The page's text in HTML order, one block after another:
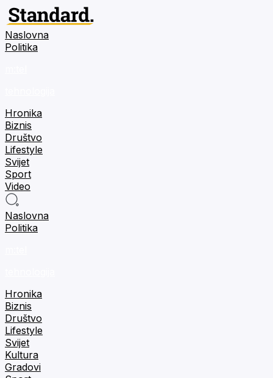
Naslovna
Politika
Hronika
Biznis
Društvo
Lifestyle
Svijet
Sport
Video
Naslovna
Politika
Hronika
Biznis
Društvo
Lifestyle
Svijet
Kultura
Gradovi